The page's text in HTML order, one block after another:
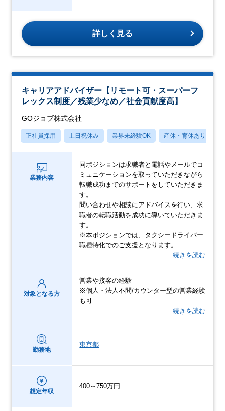
詳しく見る
キャリアアドバイザー【リモート可・スーパーフ
レックス制度／残業少なめ／社会貢献度高】
GOジョブ株式会社
正社員採用 土日祝休み 業界未経験OK 産休・育休あり
業務内容
同ポジションは求職者と電話やメールでコ
ミュニケーションを取っていただきながら
転職成功までのサポートをしていただきま
す。
問い合わせや相談にアドバイスを行い、求
職者の転職活動を成功に導いていただきま
す。
※本ポジションでは、タクシードライバー
職種特化でのご支援となります。
…続きを読む
対象となる方
営業や接客の経験
※個人・法人不問/カウンター型の営業経験
も可
…続きを読む
勤務地
東京都
想定年収
400～750万円